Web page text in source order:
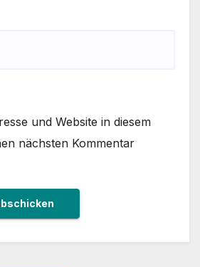
und Website in diesem
nächsten Kommentar